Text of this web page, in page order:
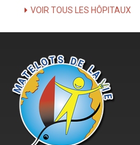
VOIR TOUS LES HÔPITAUX